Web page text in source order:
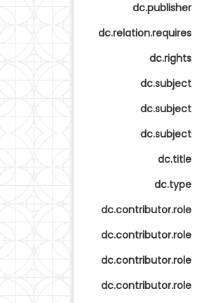
dc.publisher
dc.relation.requires
dc.rights
dc.subject
dc.subject
dc.subject
dc.title
dc.type
dc.contributor.role
dc.contributor.role
dc.contributor.role
dc.contributor.role